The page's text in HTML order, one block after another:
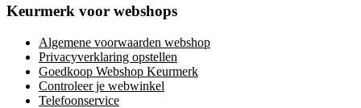
Keurmerk voor webshops
Algemene voorwaarden webshop
Privacyverklaring opstellen
Goedkoop Webshop Keurmerk
Controleer je webwinkel
Telefoonservice